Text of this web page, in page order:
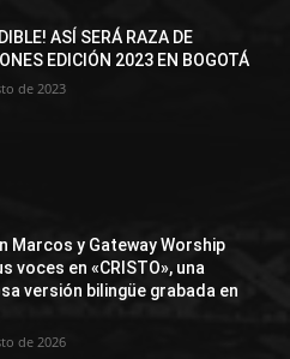
ASÍ SERÁ RAZA DE
EDICIÓN 2023 EN BOGOTÁ
de 2023
Marcos y Gateway Worship
voces en «CRISTO», una
versión bilingüe grabada en
de 2026